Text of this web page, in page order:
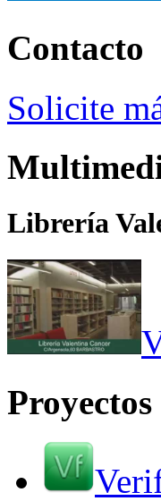
Contacto
Solicite
Librería